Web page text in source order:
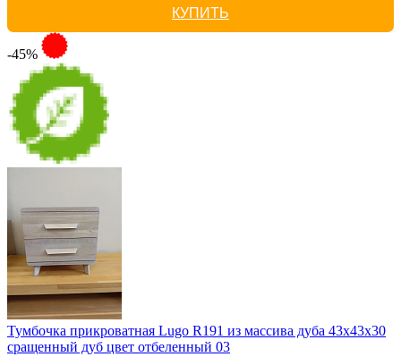
КУПИТЬ
-45%
Тумбочка прикроватная Lugo R191 из массива дуба 43х43х30
сращенный дуб цвет отбеленный 03